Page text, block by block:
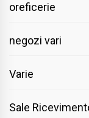
oreficerie
negozi vari
Varie
Sale